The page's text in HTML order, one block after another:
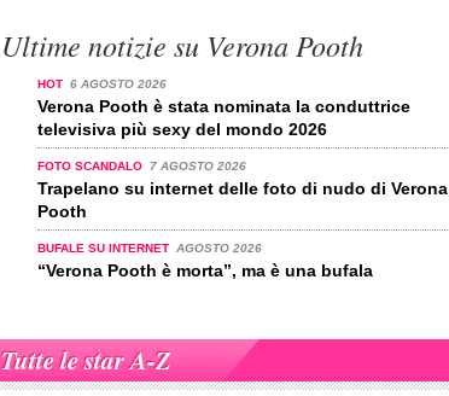
Ultime notizie su Verona Pooth
HOT 6 AGOSTO 2026
Verona Pooth è stata nominata la conduttrice
televisiva più sexy del mondo 2026
FOTO SCANDALO 7 AGOSTO 2026
Trapelano su internet delle foto di nudo di Verona
Pooth
BUFALE SU INTERNET AGOSTO 2026
“Verona Pooth è morta”, ma è una bufala
Tutte le star A-Z